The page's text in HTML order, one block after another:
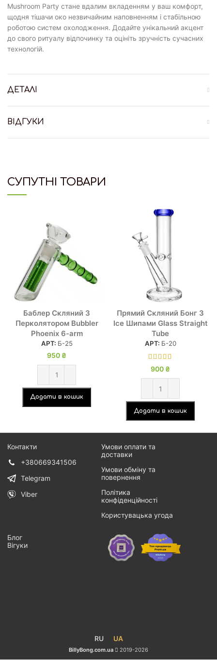
Mushroom Party стане вдалим вкладенням у ваш комфорт,
щодня тішачи око незвичайним наповненням і стабільною
роботою систем охолодження. Додайте унікальний акцент
до свого ритуалу відпочинку та оцініть зручність сучасних
технологій.
ДЕТАЛІ
ВІДГУКИ
СУПУТНІ ТОВАРИ
Баблер Скляний З
Перколятором Bubbler
Phoenix 6-arm
АРТ: Б-25
950 ₴
Додати в кошик
Прямий Скляний Бонг З
Ice Шипами Glass Straight
Tube
АРТ: Б-20
900 ₴
Додати в кошик
Контакти
+380669341506
Telegram
Viber
Умови оплати та
доставки
Умови обміну та
повернення
Політика
конфіденційності
Користувацька угода
Блог
Вігуки
RU UA
BillyBong.com.ua 2019-2026